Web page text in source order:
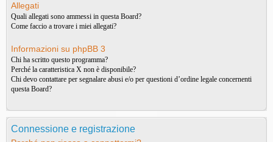
Allegati
Quali allegati sono ammessi in questa Board?
Come faccio a trovare i miei allegati?
Informazioni su phpBB 3
Chi ha scritto questo programma?
Perché la caratteristica X non è disponibile?
Chi devo contattare per segnalare abusi e/o per questioni d’ordine legale concernenti
questa Board?
Connessione e registrazione